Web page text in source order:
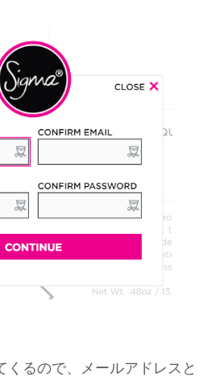
くるので、メールアドレスと